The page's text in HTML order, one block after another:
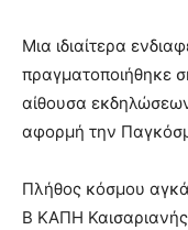
hot
cam
show.desi
xxx
teaches
you
Μια ιδιαίτερα
πραγματοποιήθηκε
αίθουσα
αφορμή την
Πλήθος κόσμου
Β ΚΑΠΗ